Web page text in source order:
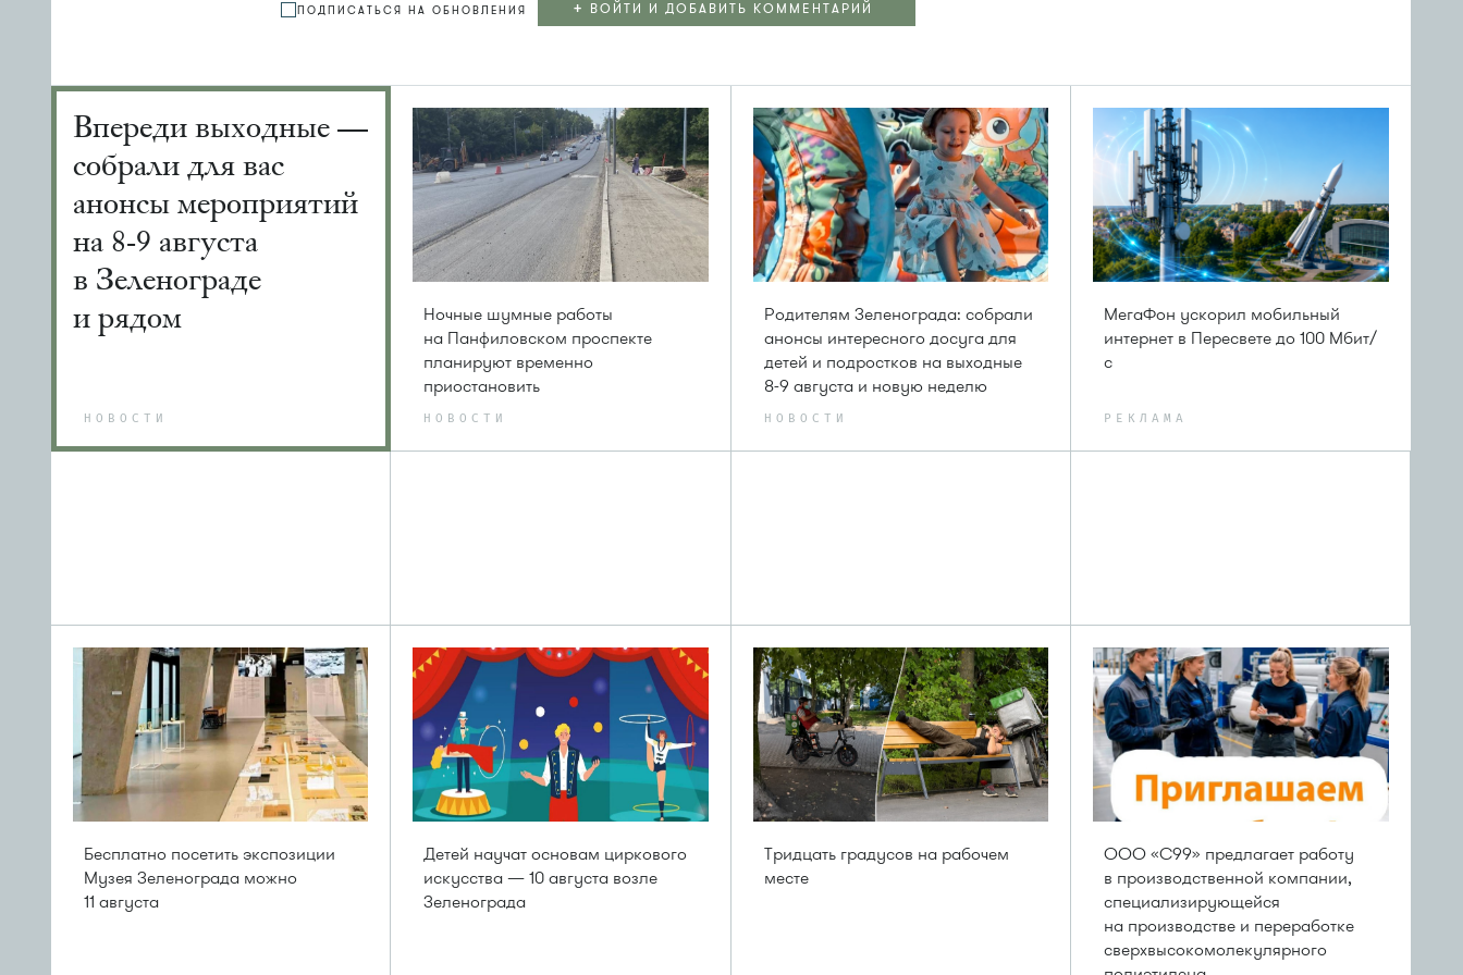
ПОДПИСАТЬСЯ НА ОБНОВЛЕНИЯ + ВОЙТИ И ДОБАВИТЬ КОММЕНТАРИЙ
Впереди выходные —
собрали для вас
анонсы мероприятий
на 8-9 августа
в Зеленограде
и рядом
НОВОСТИ
Ночные шумные работы
на Панфиловском проспекте
планируют временно
приостановить
НОВОСТИ
Родителям Зеленограда: собрали
анонсы интересного досуга для
детей и подростков на выходные
8-9 августа и новую неделю
НОВОСТИ
МегаФон ускорил мобильный
интернет в Пересвете до 100 Мбит/
с
РЕКЛАМА
Бесплатно посетить экспозиции
Музея Зеленограда можно
11 августа
Детей научат основам циркового
искусства — 10 августа возле
Зеленограда
Тридцать градусов на рабочем
месте
ООО «С99» предлагает работу
в производственной компании,
специализирующейся
на производстве и переработке
сверхвысокомолекулярного